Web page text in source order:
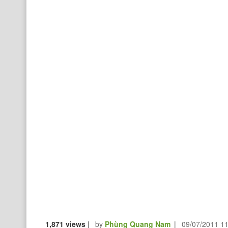
1,871 views | by Phùng Quang Nam | 09/07/2011